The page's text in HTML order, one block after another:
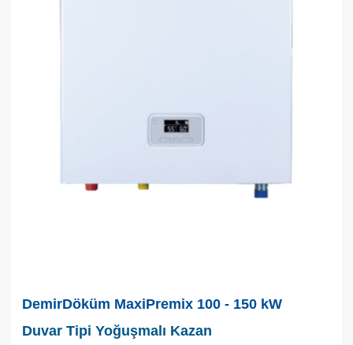
DemirDöküm MaxiPremix 100 - 150 kW
Duvar Tipi Yoğuşmalı Kazan